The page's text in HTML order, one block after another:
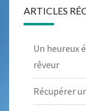
ARTICLES
Un heureux
rêveur
Récupérer